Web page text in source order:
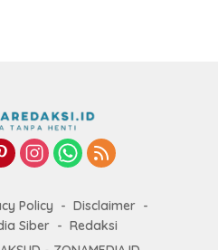
Policy
Disclaimer
Siber
Redaksi